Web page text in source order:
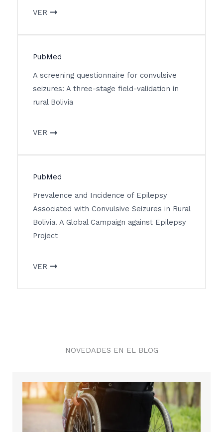
VER
PubMed
A screening questionnaire for convulsive
seizures: A three-stage field-validation in
rural Bolivia
VER
PubMed
Prevalence and Incidence of Epilepsy
Associated with Convulsive Seizures in Rural
Bolivia. A Global Campaign against Epilepsy
Project
VER
NOVEDADES EN EL BLOG